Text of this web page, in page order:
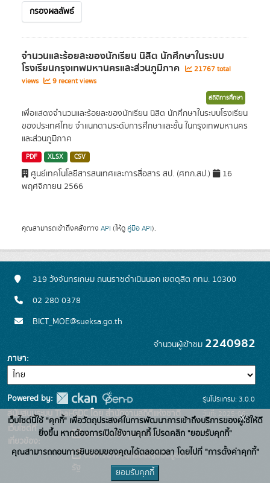
กรองผลลัพธ์
จำนวนและร้อยละของนักเรียน นิสิต นักศึกษาในระบบ
โรงเรียนกรุงเทพมหานครและส่วนภูมิภาค
21767 total
views
9 recent views
สถิติการศึกษา
เพื่อแสดงจำนวนและร้อยละของนักเรียน นิสิต นักศึกษาในระบบโรงเรียน
ของประเทศไทย จำแนกตามระดับการศึกษาและชั้น ในกรุงเทพมหานคร
และส่วนภูมิภาค
PDF XLSX CSV
ศูนย์เทคโนโลยีสารสนเทศและการสื่อสาร สป. (ศทก.สป.)
16
พฤศจิกายน 2566
คุณสามารถเข้าถึงคลังทาง API (ให้ดู คู่มือ API).
319 วังจันทรเกษม ถนนราชดำเนินนอก เขตดุสิต กทม. 10300
02 280 0378
BICT_MOE@sueksa.go.th
จำนวนผู้เข้าชม 2240982
ภาษา
Powered by:
สนับสนุนระบบ Thai-GDC โดย สำนักงานสถิติแห่งชาติ
เว็บไซต์ที่
เกี่ยวข้อง:
ระบบบัญชีข้อมูลภาครัฐ
บริการนามานุกรมบัญชีข้อมูลภาค
รุ่นโปรแกรม: 3.0.0
วันที่: 2025-06-
26
เว็บไซต์นี้ใช้ "คุกกี้" เพื่อวัตถุประสงค์ในการพัฒนาการเข้าถึงบริการของผู้ใช้ให้ดี
ยิ่งขึ้น หากต้องการเปิดใช้งานคุกกี้ โปรดคลิก "ยอมรับคุกกี้"
คุณสามารถถอนการยินยอมของคุณได้ตลอดเวลา โดยไปที่ "การตั้งค่าคุกกี้"
ยอมรับคุกกี้
x